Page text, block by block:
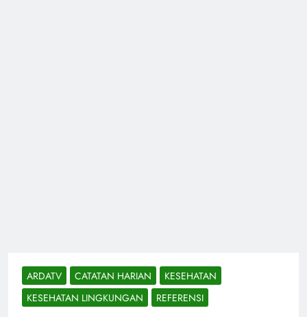
ARDATV CATATAN HARIAN
KESEHATAN
KESEHATAN LINGKUNGAN
REFERENSI